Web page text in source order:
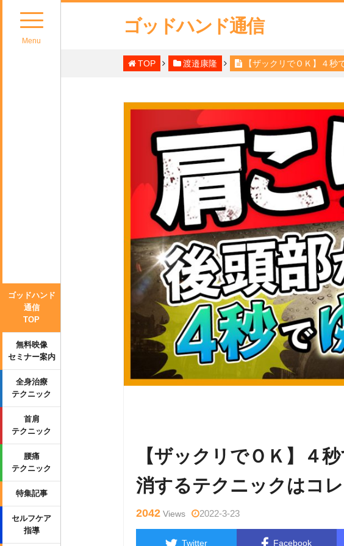
Menu
ゴッドハンド
通信
TOP
無料映像
セミナー案内
全身治療
テクニック
首肩
テクニック
腰痛
テクニック
特集記事
セルフケア
指導
ゴッドハンド通信
TOP 渡邉康隆 【ザックリでＯＫ】４
【ザックリでＯＫ】４
消するテクニックはコレ
2042 Views 2022-3-23
Twitter Facebook